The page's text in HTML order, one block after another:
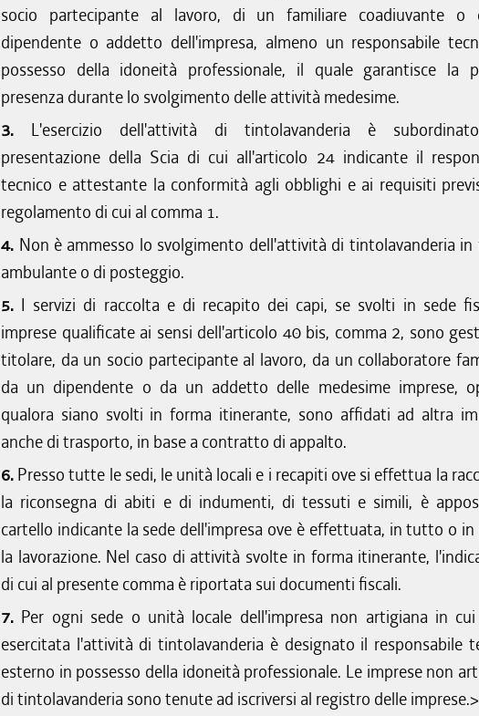
socio partecipante al lavoro, di un familiare coadiuvante o
dipendente o addetto dell'impresa, almeno un responsabile
possesso della idoneità professionale, il quale garantisce la
presenza durante lo svolgimento delle attività medesime.
3. L'esercizio dell'attività di tintolavanderia è
presentazione della Scia di cui all'articolo 24 indicante il
tecnico e attestante la conformità agli obblighi e ai requisiti
regolamento di cui al comma 1.
4. Non è ammesso lo svolgimento dell'attività di tintolavanderia in
ambulante o di posteggio.
5. I servizi di raccolta e di recapito dei capi, se svolti in sede
imprese qualificate ai sensi dell'articolo 40 bis, comma 2, sono
titolare, da un socio partecipante al lavoro, da un collaboratore
da un dipendente o da un addetto delle medesime imprese,
qualora siano svolti in forma itinerante, sono affidati ad altra
anche di trasporto, in base a contratto di appalto.
6. Presso tutte le sedi, le unità locali e i recapiti ove si effettua la
la riconsegna di abiti e di indumenti, di tessuti e simili, è
cartello indicante la sede dell'impresa ove è effettuata, in tutto o in
la lavorazione. Nel caso di attività svolte in forma itinerante,
di cui al presente comma è riportata sui documenti fiscali.
7. Per ogni sede o unità locale dell'impresa non artigiana in
esercitata l'attività di tintolavanderia è designato il responsabile
esterno in possesso della idoneità professionale. Le imprese non
di tintolavanderia sono tenute ad iscriversi al registro delle